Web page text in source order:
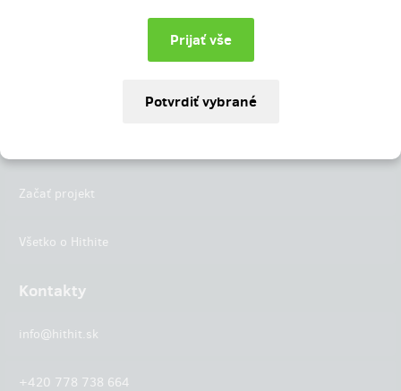
Začať projekt
Všetko o Hithite
Kontakty
info@hithit.sk
+420 778 738 664